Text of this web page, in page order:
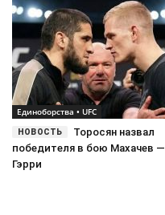
Единоборства • UFC
Торосян назвал
победителя в бою Махачев —
Гэрри